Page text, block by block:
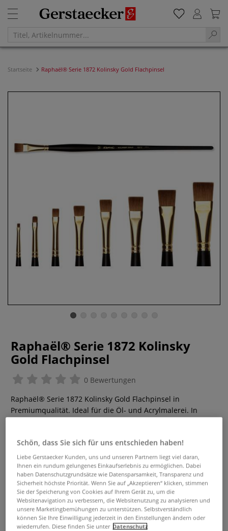
Startseite Raphaël® Serie 1872 Kolinsky Gold Flachpinsel
Raphaël® Serie 1872 Kolinsky
Gold Flachpinsel
0 Bewertungen
Raphaël® Serie 1872 Kolinsky Gold Flachpinsel in
Premiumqualität. Ideal für die Öl- und Acrylmalerei. In
ab 12,76 €
inklusive 20% bzw. 10% MwSt,
ggf. zuzüglichVersandkosten
Produkt bestellen
Schön, dass Sie sich für uns entschieden haben!
Liebe Gerstaecker Kunden, uns und unseren Partnern liegt viel daran,
Ihnen ein rundum gelungenes Einkaufserlebnis zu ermöglichen. Dabei
haben Datenschutzgrundsätze wie Datensparsamkeit, Transparenz und
Sicherheit höchste Priorität. Wenn Sie auf „Akzeptieren“ klicken, stimmen
Sie der Speicherung von Cookies auf Ihrem Gerät zu, um die
Websitenavigation zu verbessern, die Websitenutzung zu analysieren und
unsere Marketingbemühungen zu unterstützen. Selbstverständlich
können Sie Ihre Einwilligung jederzeit in den Einstellungen ändern oder
wiederrufen. Diese finden Sie unter Datenschutz